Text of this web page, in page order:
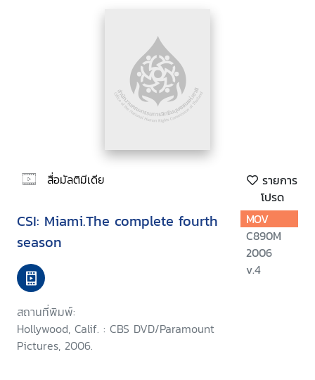
สื่อมัลติมีเดีย
รายการ
โปรด
CSI: Miami.The complete fourth
season
สถานที่พิมพ์:
Hollywood, Calif. : CBS DVD/Paramount
Pictures, 2006.
MOV
C890M
2006
v.4